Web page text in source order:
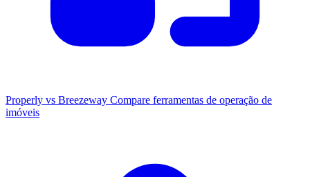
Properly vs Breezeway Compare ferramentas de operação de
imóveis